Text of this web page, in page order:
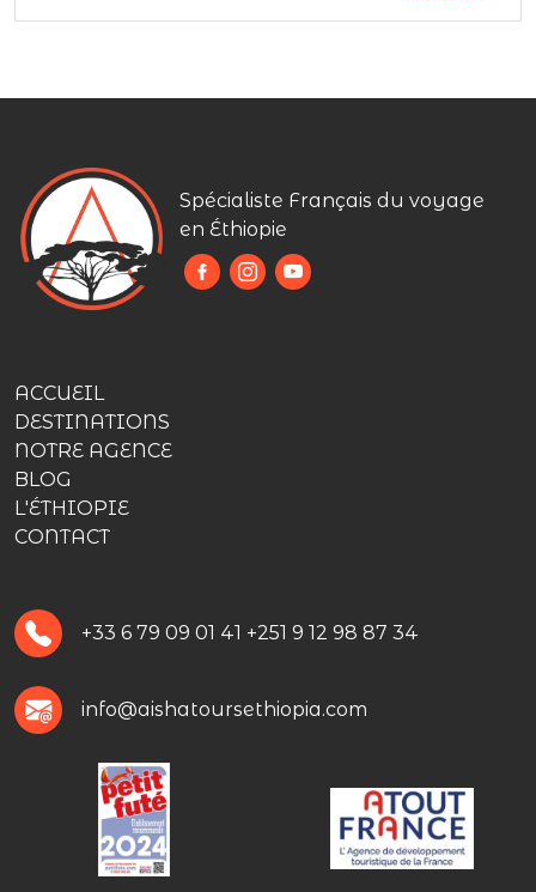
Spécialiste Français du voyage
en Éthiopie
ACCUEIL
DESTINATIONS
NOTRE AGENCE
BLOG
L'ÉTHIOPIE
CONTACT
+33 6 79 09 01 41 +251 9 12 98 87 34
info@aishatoursethiopia.com